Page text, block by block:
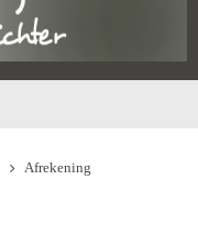
Afrekening